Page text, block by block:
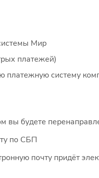
Мир
платежей)
платежную систему
вы будете
по СБП
почту придёт